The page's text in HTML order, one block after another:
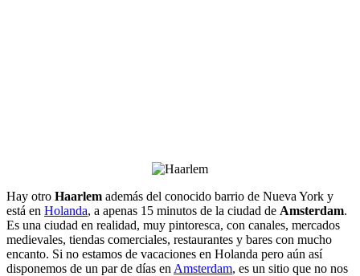
Hay otro Haarlem además del conocido barrio de Nueva York y
está en Holanda, a apenas 15 minutos de la ciudad de Amsterdam.
Es una ciudad en realidad, muy pintoresca, con canales, mercados
medievales, tiendas comerciales, restaurantes y bares con mucho
encanto. Si no estamos de vacaciones en Holanda pero aún así
disponemos de un par de días en Amsterdam, es un sitio que no nos